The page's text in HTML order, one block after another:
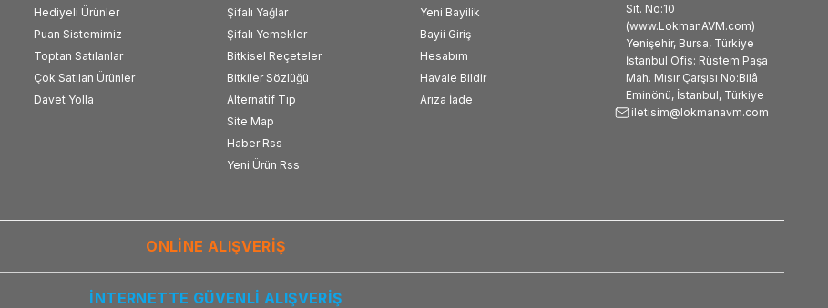
Sit. No:10
(www.LokmanAVM.com)
Yenişehir, Bursa, Türkiye
İstanbul Ofis: Rüstem Paşa
Mah. Mısır Çarşısı No:Bilâ
Eminönü, İstanbul, Türkiye
iletisim@lokmanavm.com
Hediyeli Ürünler
Puan Sistemimiz
Toptan Satılanlar
Çok Satılan Ürünler
Davet Yolla
Şifalı Yağlar
Şifalı Yemekler
Bitkisel Reçeteler
Bitkiler Sözlüğü
Alternatif Tıp
Site Map
Haber Rss
Yeni Ürün Rss
Yeni Bayilik
Bayii Giriş
Hesabım
Havale Bildir
Arıza İade
ONLİNE ALIŞVERİŞ
İNTERNETTE GÜVENLİ ALIŞVERİŞ